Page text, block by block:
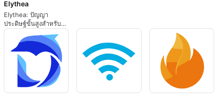
Elythea
Elythea: ปัญญา
ประดิษฐ์ขั้นสูงสำหรับ
สุขภาพมารดา